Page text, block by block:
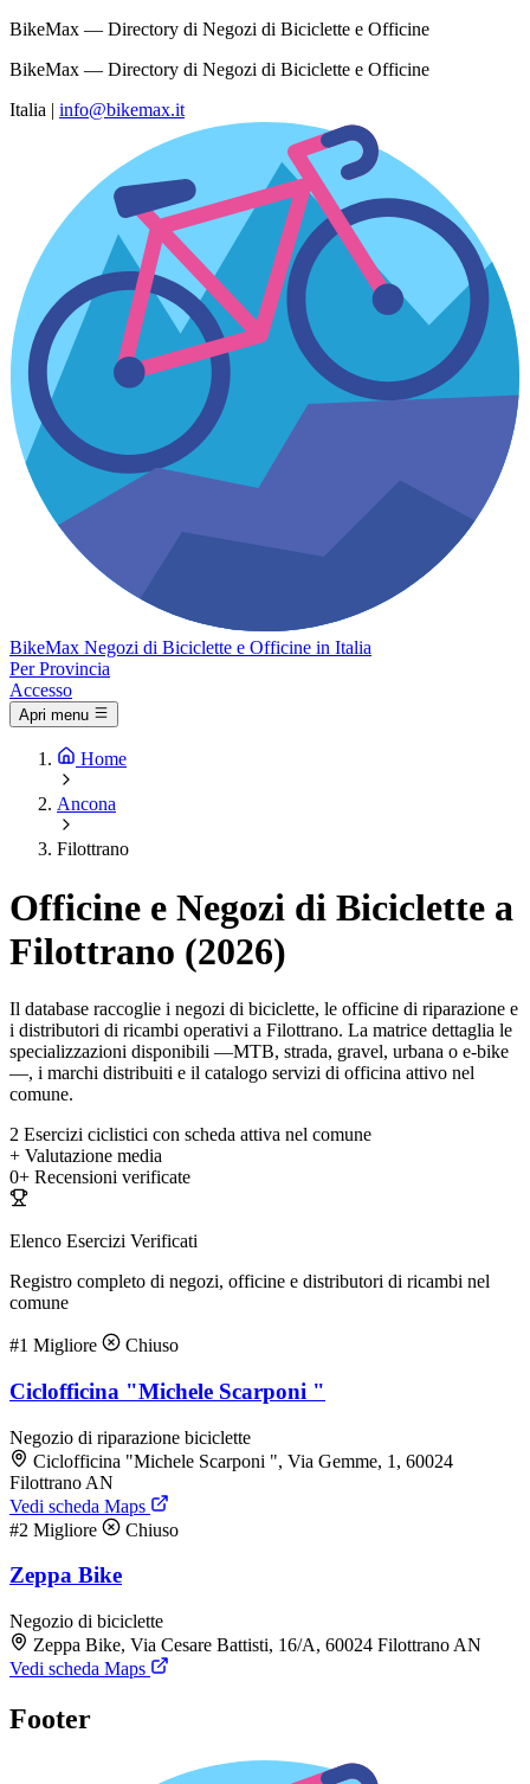
BikeMax — Directory di Negozi di Biciclette e Officine
BikeMax — Directory di Negozi di Biciclette e Officine
Italia | info@bikemax.it
BikeMax Negozi di Biciclette e Officine in Italia
Per Provincia
Accesso
Apri menu
Home
Ancona
Filottrano
Officine e Negozi di Biciclette a
Filottrano (2026)
Il database raccoglie i negozi di biciclette, le officine di riparazione e
i distributori di ricambi operativi a Filottrano. La matrice dettaglia le
specializzazioni disponibili —MTB, strada, gravel, urbana o e-bike
—, i marchi distribuiti e il catalogo servizi di officina attivo nel
comune.
2 Esercizi ciclistici con scheda attiva nel comune
+ Valutazione media
0+ Recensioni verificate
Elenco Esercizi Verificati
Registro completo di negozi, officine e distributori di ricambi nel
comune
#1 Migliore Chiuso
Ciclofficina "Michele Scarponi "
Negozio di riparazione biciclette
Ciclofficina "Michele Scarponi ", Via Gemme, 1, 60024
Filottrano AN
Vedi scheda Maps
#2 Migliore Chiuso
Zeppa Bike
Negozio di biciclette
Zeppa Bike, Via Cesare Battisti, 16/A, 60024 Filottrano AN
Vedi scheda Maps
Footer